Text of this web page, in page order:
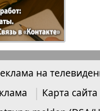
Русская
на
Карта сайта